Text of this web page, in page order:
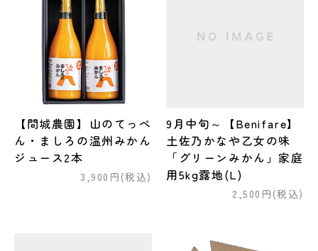
【間城農園】山のてっぺ
ん・ましろの温州みかん
ジュース2本
3,900円(税込)
9月中旬～【Benifare】
土佐乃かなや乙女の味
「グリーンみかん」家庭
用5kg露地(L)
2,500円(税込)